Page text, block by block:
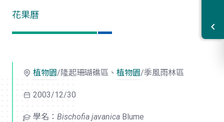
花果曆
植物園/隆起珊瑚礁區、 植物園/季風雨林區
2003/12/30
學名： Bischofia javanica Blume